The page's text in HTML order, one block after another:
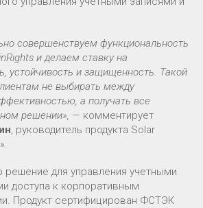
совершенствуем функциональность
и делаем ставку на
устойчивость и защищенность. Такой
не выбирать между
а получать все
решении», — комментирует
, руководитель продукта Solar
решение для управления учетными
доступа к корпоративным
Продукт сертифицирован ФСТЭК